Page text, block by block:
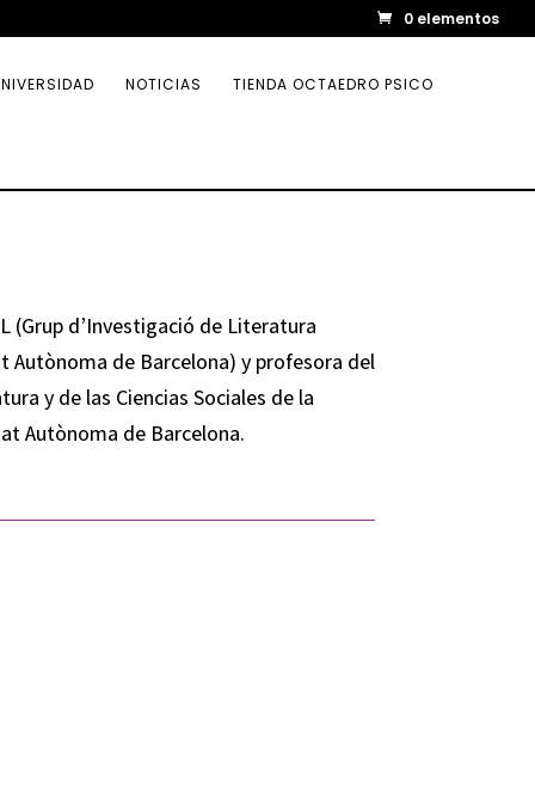
0 elementos
NOTICIAS TIENDA OCTAEDRO PSICO
(Grup d’Investigació de Literatura
de Barcelona) y profesora del
y de las Ciencias Sociales de la
Autònoma de Barcelona.